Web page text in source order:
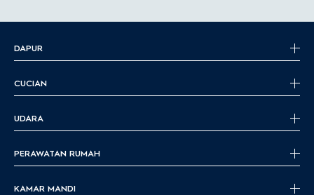
DAPUR
CUCIAN
UDARA
PERAWATAN RUMAH
KAMAR MANDI